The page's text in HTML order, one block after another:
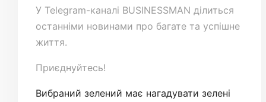
У Telegram-каналі BUSINESSMAN ділиться
останніми новинами про багате та успішне
життя.
Приєднуйтесь!
Вибраний зелений має нагадувати зелені